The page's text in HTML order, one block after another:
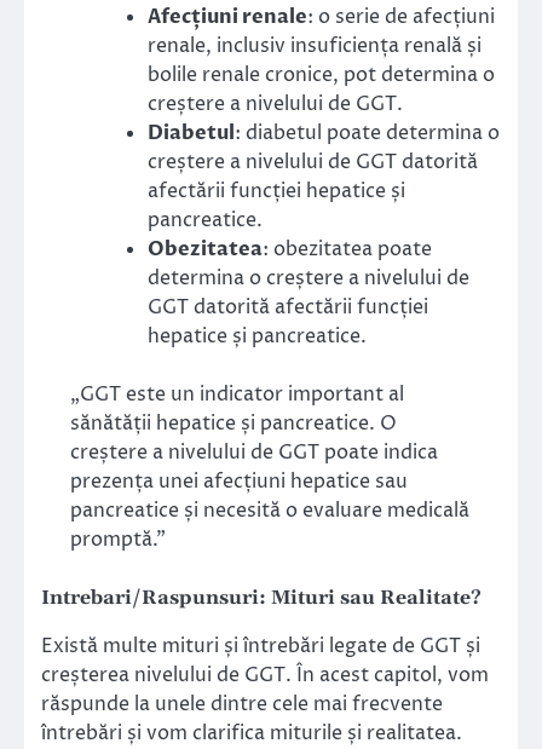
Afecțiuni renale: o serie de afecțiuni
renale, inclusiv insuficiența renală și
bolile renale cronice, pot determina o
creștere a nivelului de GGT.
Diabetul: diabetul poate determina o
creștere a nivelului de GGT datorită
afectării funcției hepatice și
pancreatice.
Obezitatea: obezitatea poate
determina o creștere a nivelului de
GGT datorită afectării funcției
hepatice și pancreatice.
„GGT este un indicator important al
sănătății hepatice și pancreatice. O
creștere a nivelului de GGT poate indica
prezența unei afecțiuni hepatice sau
pancreatice și necesită o evaluare medicală
promptă.”
Intrebari/Raspunsuri: Mituri sau Realitate?
Există multe mituri și întrebări legate de GGT și
creșterea nivelului de GGT. În acest capitol, vom
răspunde la unele dintre cele mai frecvente
întrebări și vom clarifica miturile și realitatea.